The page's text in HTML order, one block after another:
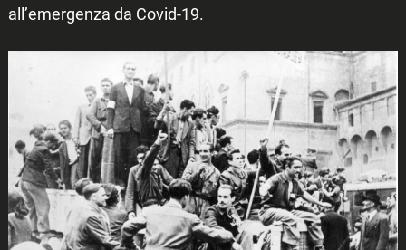
all’emergenza da Covid-19.